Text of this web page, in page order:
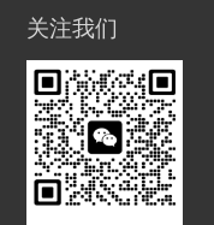
关注我们